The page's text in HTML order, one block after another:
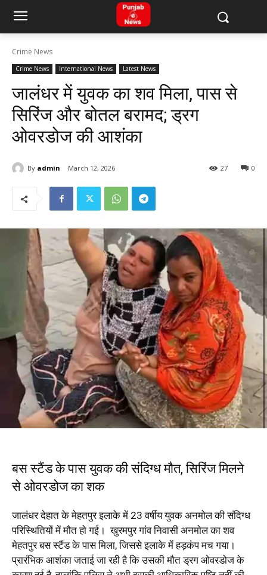
Crime News
Crime News International News Latest News
जालंधर में युवक का शव मिला, पास से
सिरिंज और बोतल बरामद; ड्रग
ओवरडोज की आशंका
By admin March 12, 2026 0
27
बस स्टैंड के पास युवक की संदिग्ध मौत, सिरिंज मिलने
से ओवरडोज का शक
जालंधर देहात के मेहतपुर इलाके में 23 वर्षीय युवक अनमोल की संदिग्ध
परिस्थितियों में मौत हो गई। खुरमपुर गांव निवासी अनमोल का शव
मेहतपुर बस स्टैंड के पास मिला, जिससे इलाके में हड़कंप मच गया।
प्रारंभिक आशंका जताई जा रही है कि उसकी मौत ड्रग ओवरडोज के